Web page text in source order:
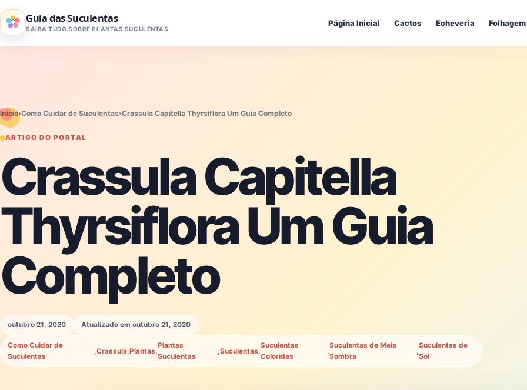
Pular para o conteúdo
Guia das Suculentas
SAIBA TUDO SOBRE PLANTAS SUCULENTAS
Página Inicial Cactos Echeveria Folhagem
Início›Como Cuidar de Suculentas›Crassula Capitella Thyrsiflora Um Guia Completo
ARTIGO DO PORTAL
Crassula Capitella
Thyrsiflora Um Guia
Completo
outubro 21, 2020 Atualizado em outubro 21, 2020
Como Cuidar de
Suculentas
,Crassula,Plantas,
Plantas
Suculentas
,Suculentas,
Suculentas
Coloridas
,
Suculentas de Meia
Sombra
,
Suculentas de
Sol